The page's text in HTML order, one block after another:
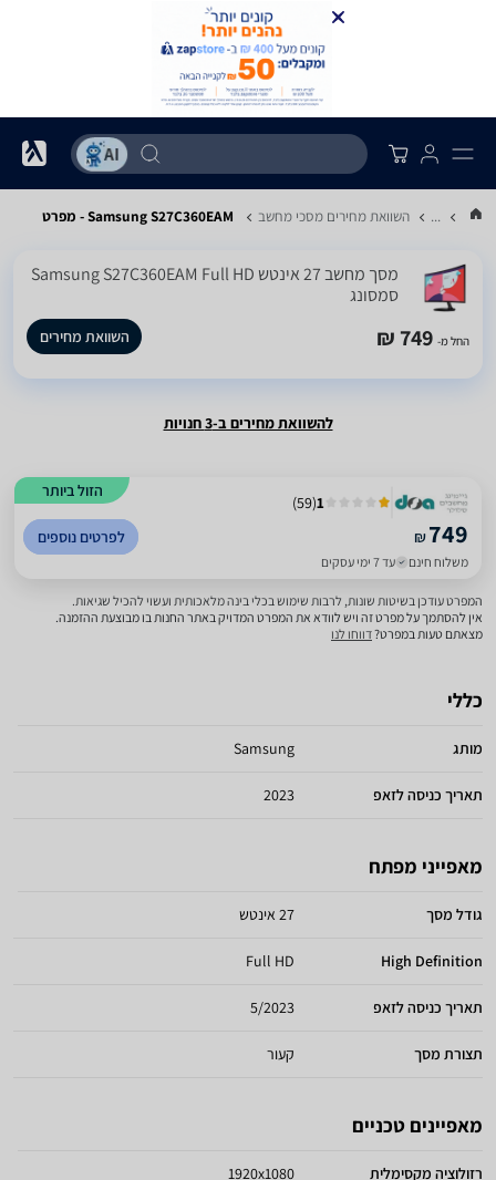
... השוואת מחירים מסכי מחשב Samsung S27C360EAM - מפרט
מסך מחשב ‏27 ‏אינטש Samsung S27C360EAM Full HD
סמסונג
החל מ- 749 ₪ השוואת מחירים
להשוואת מחירים ב-3 חנויות
הזול ביותר
1
(
59
)
₪749
משלוח חינם עד 7 ימי עסקים
לפרטים נוספים
המפרט עודכן בשיטות שונות, לרבות שימוש בכלי בינה מלאכותית ועשוי להכיל שגיאות.
אין להסתמך על מפרט זה ויש לוודא את המפרט המדויק באתר החנות בו מבוצעת ההזמנה.
מצאתם טעות במפרט?דווחו לנו
כללי
מותג Samsung
תאריך כניסה לזאפ 2023
מאפייני מפתח
גודל מסך 27 אינטש
High Definition
Full HD
תאריך כניסה לזאפ 5/2023
תצורת מסך קעור
מאפיינים טכניים
רזולוציה מקסימלית 1920x1080